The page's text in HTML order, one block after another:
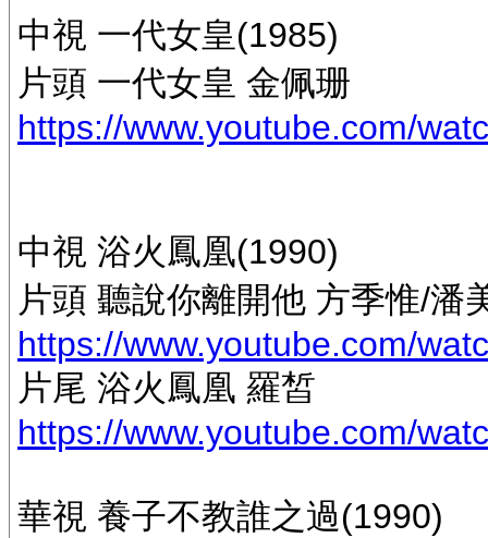
中視 一代女皇(1985)
片頭 一代女皇 金佩珊
https://www.youtube.com/
中視 浴火鳳凰(1990)
片頭 聽說你離開他 方季惟/潘
https://www.youtube.com/
片尾 浴火鳳凰 羅皙
https://www.youtube.com/
華視 養子不教誰之過(1990)